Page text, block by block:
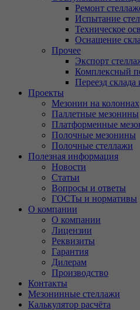
Ремонт
Испытание
Техническое
Оснащение
Прочее
Экспорт
Комплексный
Переезд склада
Проекты
Мезонин на колоннах
Паллетные мезонины
Платформенные
Полочные мезонины
Полочные стеллажи
Полезная информация
Новости
Статьи
Вопросы и ответы
ГОСТы и нормативы
О компании
О компании
Лицензии
Реквизиты
Гарантия
Дилерам
Производство
Контакты
Мезонинные стеллажи
Калькулятор расчёта